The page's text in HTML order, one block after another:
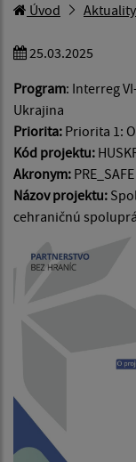
Úvod Aktuality
25.03.2025
Program: Interreg
Ukrajina
Priorita: Priorita 1:
Kód projektu:
Akronym: PRE_SAFE
Názov projektu:
cehraničnú